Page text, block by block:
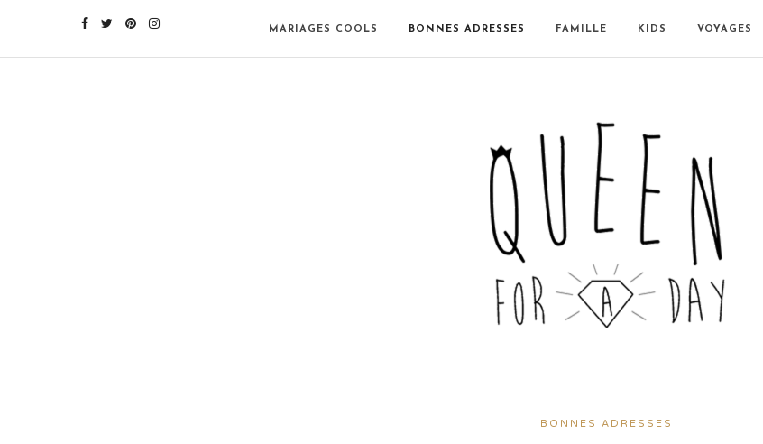
MARIAGES COOLS BONNES ADRESSES FAMILLE KIDS VOYAGES
BONNES ADRESSES